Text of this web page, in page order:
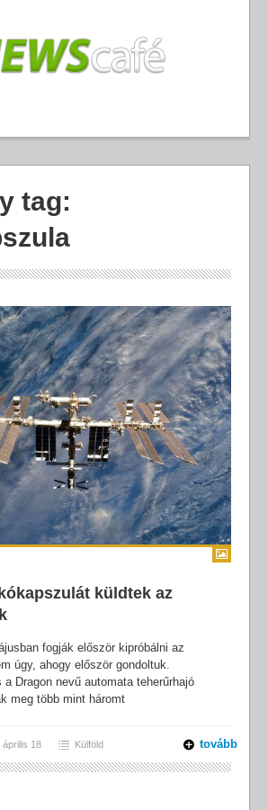
tag:
küldtek az
fogják először kipróbálni az
úgy, ahogy először gondoltuk.
Dragon nevű automata teherűrhajó
meg több mint háromt
április 18 Külföld tovább